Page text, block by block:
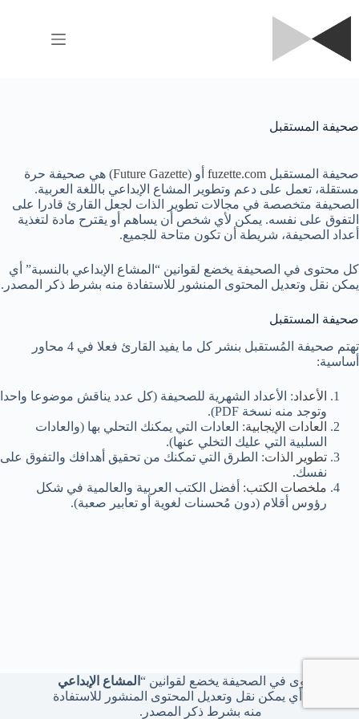
إلى
المحتوى
صحيفة المستقبل
صحيفة المستقبل fuzette.com أو (Future Gazette) هي صحيفة حرة
مستقلة، تعمل على دعم وتطوير المشاع الإبداعي باللغة العربية.
الصحيفة متخصصة في مجالات تطوير الذات لجعل القارئ قادرا على
التفوق على نفسه. يمكن لأي شخص أن يساهم أو يقترح مادة لتغذية
أعداد الصحيفة، شريطة أن تكون متاحة للجميع.
كل محتوى في الصحيفة يخضع لقوانين “المشاع الإبداعي بالنسبة” أي
يمكن نقل وتعديل المحتوى المنشور للاستفادة منه بشرط ذكر المصدر.
صحيفة المستقبل
تهتم صحيفة المُستقبل بنشر كل ما يفيد القارئ فعلا في 4 محاور
أساسية:
الأعداد: الأعداد الشهرية للصحيفة (كل عدد يناقش موضوعا واحدا
وتوجد منه نسخة PDF).
العادات الإيجابية: العادات التي يمكنك التحلي بها (والعادات
السلبية التي عليك التخلي عنها).
تطوير الذات: الطرق التي تمكنك من تحقيق أهدافك والتفوق على
نفسك.
ملخصات الكتب: أفضل الكتب العربية والعالمية في شكل
رؤوس أقلام (دون مُحسنات لغوية أو تعابير صعبة).
كل محتوى في الصحيفة يخضع لقوانين “ المشاع الإبداعي
” أي يمكن نقل وتعديل المحتوى المنشور للاستفادة
منه بشرط ذكر المصدر.